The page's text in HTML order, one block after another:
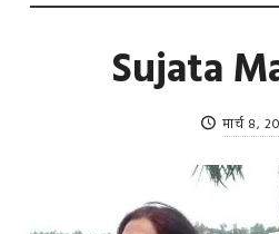
Sujata
मार्च 8,